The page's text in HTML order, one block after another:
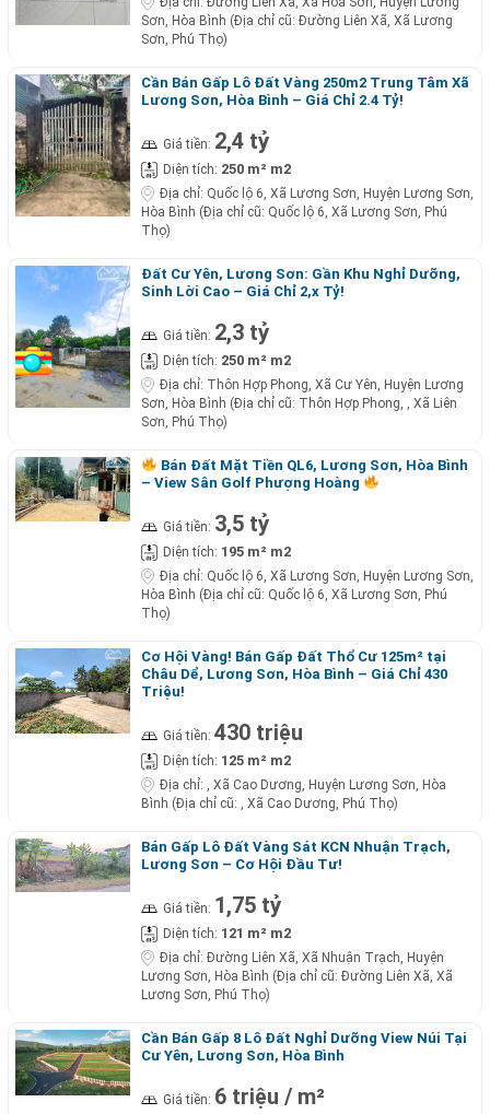
Sơn, Hòa Bình (Địa chỉ cũ: Đường Liên Xã, Xã Lương
Sơn, Phú Thọ)
Cần Bán Gấp Lô Đất Vàng 250m2 Trung Tâm Xã
Lương Sơn, Hòa Bình – Giá Chỉ 2.4 Tỷ!
Giá tiền: 2,4 tỷ
Diện tích: 250 m² m2
Địa chỉ: Quốc lộ 6, Xã Lương Sơn, Huyện Lương Sơn,
Hòa Bình (Địa chỉ cũ: Quốc lộ 6, Xã Lương Sơn, Phú
Thọ)
Đất Cư Yên, Lương Sơn: Gần Khu Nghỉ Dưỡng,
Sinh Lời Cao – Giá Chỉ 2,x Tỷ!
Giá tiền: 2,3 tỷ
Diện tích: 250 m² m2
Địa chỉ: Thôn Hợp Phong, Xã Cư Yên, Huyện Lương
Sơn, Hòa Bình (Địa chỉ cũ: Thôn Hợp Phong, , Xã Liên
Sơn, Phú Thọ)
Bán Đất Mặt Tiền QL6, Lương Sơn, Hòa Bình
– View Sân Golf Phượng Hoàng
Giá tiền: 3,5 tỷ
Diện tích: 195 m² m2
Địa chỉ: Quốc lộ 6, Xã Lương Sơn, Huyện Lương Sơn,
Hòa Bình (Địa chỉ cũ: Quốc lộ 6, Xã Lương Sơn, Phú
Thọ)
Cơ Hội Vàng! Bán Gấp Đất Thổ Cư 125m² tại
Châu Dể, Lương Sơn, Hòa Bình – Giá Chỉ 430
Triệu!
Giá tiền: 430 triệu
Diện tích: 125 m² m2
Địa chỉ:
, Xã Cao Dương, Huyện Lương Sơn, Hòa
Bình (Địa chỉ cũ: , Xã Cao Dương, Phú Thọ)
Bán Gấp Lô Đất Vàng Sát KCN Nhuận Trạch,
Lương Sơn – Cơ Hội Đầu Tư!
Giá tiền: 1,75 tỷ
Diện tích: 121 m² m2
Địa chỉ: Đường Liên Xã, Xã Nhuận Trạch, Huyện
Lương Sơn, Hòa Bình (Địa chỉ cũ: Đường Liên Xã, Xã
Lương Sơn, Phú Thọ)
Cần Bán Gấp 8 Lô Đất Nghỉ Dưỡng View Núi Tại
Cư Yên, Lương Sơn, Hòa Bình
Giá tiền: 6 triệu / m²